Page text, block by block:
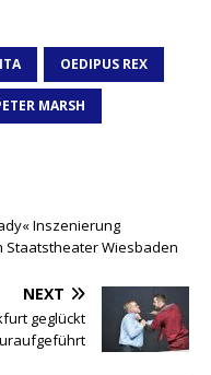
OEDIPUS REX
MARSH
Inszenierung
Staatstheater Wiesbaden
NEXT
geglückt
uraufgeführt